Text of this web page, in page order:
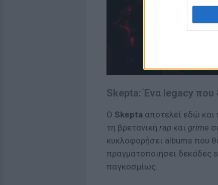
Skepta: Ένα legacy που
Ο Skepta αποτελεί εδώ και
τη βρετανική rap και grime
κυκλοφορήσει albums που
πραγματοποιήσει δεκάδες
παγκοσμίως.